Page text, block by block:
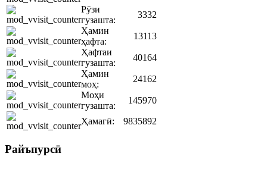
Рӯзи
гузашта:
3332
Ҳамин
ҳафта:
13113
Ҳафтаи
гузашта:
40164
Ҳамин
моҳ:
24162
Моҳи
гузашта:
145970
Ҳамагӣ: 9835892
Райъпурсӣ